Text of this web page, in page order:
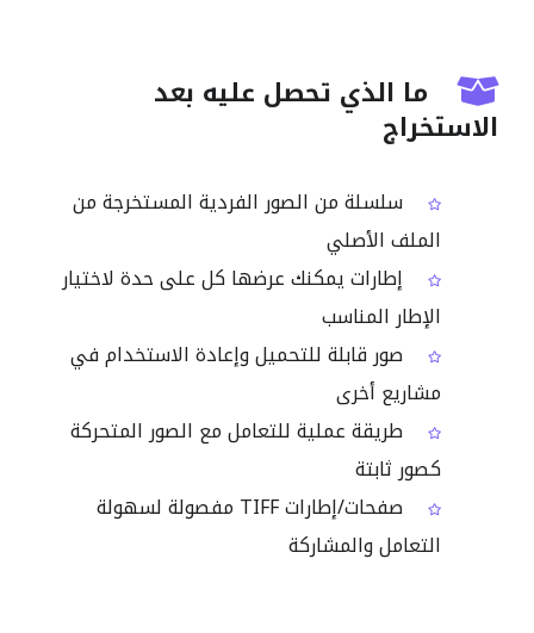
ما الذي تحصل عليه بعد
الاستخراج
سلسلة من الصور الفردية المستخرجة من
الملف الأصلي
إطارات يمكنك عرضها كل على حدة لاختيار
الإطار المناسب
صور قابلة للتحميل وإعادة الاستخدام في
مشاريع أخرى
طريقة عملية للتعامل مع الصور المتحركة
كصور ثابتة
صفحات/إطارات TIFF مفصولة لسهولة
التعامل والمشاركة